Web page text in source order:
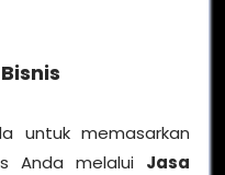
untuk memasarkan
Anda melalui Jasa